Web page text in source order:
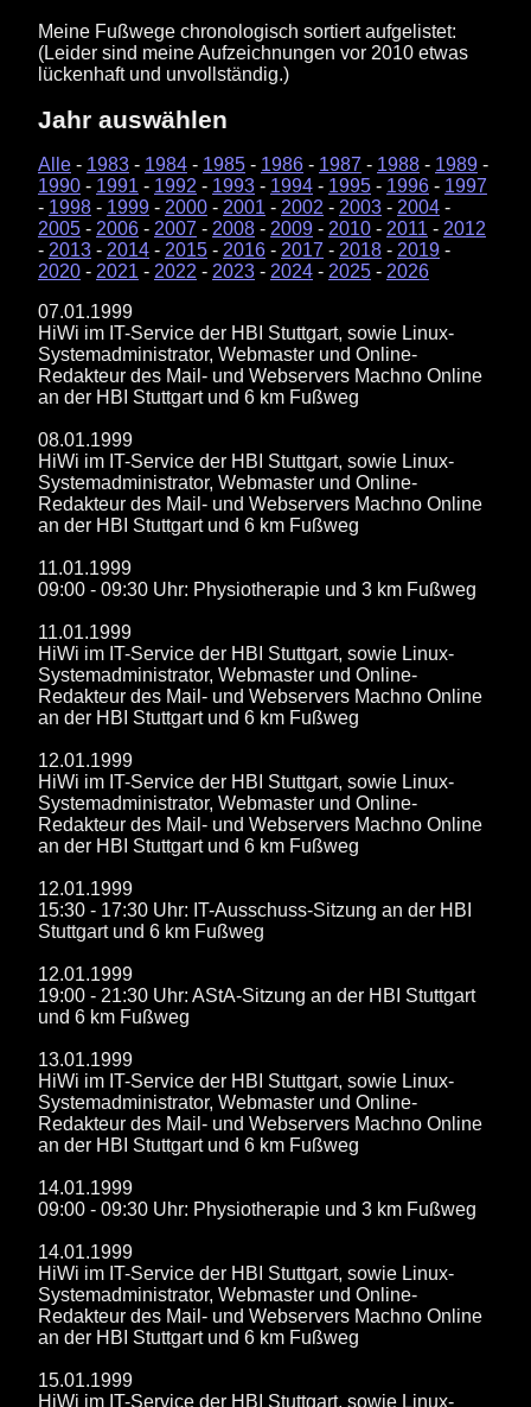
Meine Fußwege chronologisch sortiert aufgelistet:
(Leider sind meine Aufzeichnungen vor 2010 etwas
lückenhaft und unvollständig.)
Jahr auswählen
Alle - 1983 - 1984 - 1985 - 1986 - 1987 - 1988 - 1989 -
1990 - 1991 - 1992 - 1993 - 1994 - 1995 - 1996 - 1997
- 1998 - 1999 - 2000 - 2001 - 2002 - 2003 - 2004 -
2005 - 2006 - 2007 - 2008 - 2009 - 2010 - 2011 - 2012
- 2013 - 2014 - 2015 - 2016 - 2017 - 2018 - 2019 -
2020 - 2021 - 2022 - 2023 - 2024 - 2025 - 2026
07.01.1999
HiWi im IT-Service der HBI Stuttgart, sowie Linux-
Systemadministrator, Webmaster und Online-
Redakteur des Mail- und Webservers Machno Online
an der HBI Stuttgart und 6 km Fußweg
08.01.1999
HiWi im IT-Service der HBI Stuttgart, sowie Linux-
Systemadministrator, Webmaster und Online-
Redakteur des Mail- und Webservers Machno Online
an der HBI Stuttgart und 6 km Fußweg
11.01.1999
09:00 - 09:30 Uhr: Physiotherapie und 3 km Fußweg
11.01.1999
HiWi im IT-Service der HBI Stuttgart, sowie Linux-
Systemadministrator, Webmaster und Online-
Redakteur des Mail- und Webservers Machno Online
an der HBI Stuttgart und 6 km Fußweg
12.01.1999
HiWi im IT-Service der HBI Stuttgart, sowie Linux-
Systemadministrator, Webmaster und Online-
Redakteur des Mail- und Webservers Machno Online
an der HBI Stuttgart und 6 km Fußweg
12.01.1999
15:30 - 17:30 Uhr: IT-Ausschuss-Sitzung an der HBI
Stuttgart und 6 km Fußweg
12.01.1999
19:00 - 21:30 Uhr: AStA-Sitzung an der HBI Stuttgart
und 6 km Fußweg
13.01.1999
HiWi im IT-Service der HBI Stuttgart, sowie Linux-
Systemadministrator, Webmaster und Online-
Redakteur des Mail- und Webservers Machno Online
an der HBI Stuttgart und 6 km Fußweg
14.01.1999
09:00 - 09:30 Uhr: Physiotherapie und 3 km Fußweg
14.01.1999
HiWi im IT-Service der HBI Stuttgart, sowie Linux-
Systemadministrator, Webmaster und Online-
Redakteur des Mail- und Webservers Machno Online
an der HBI Stuttgart und 6 km Fußweg
15.01.1999
HiWi im IT-Service der HBI Stuttgart, sowie Linux-